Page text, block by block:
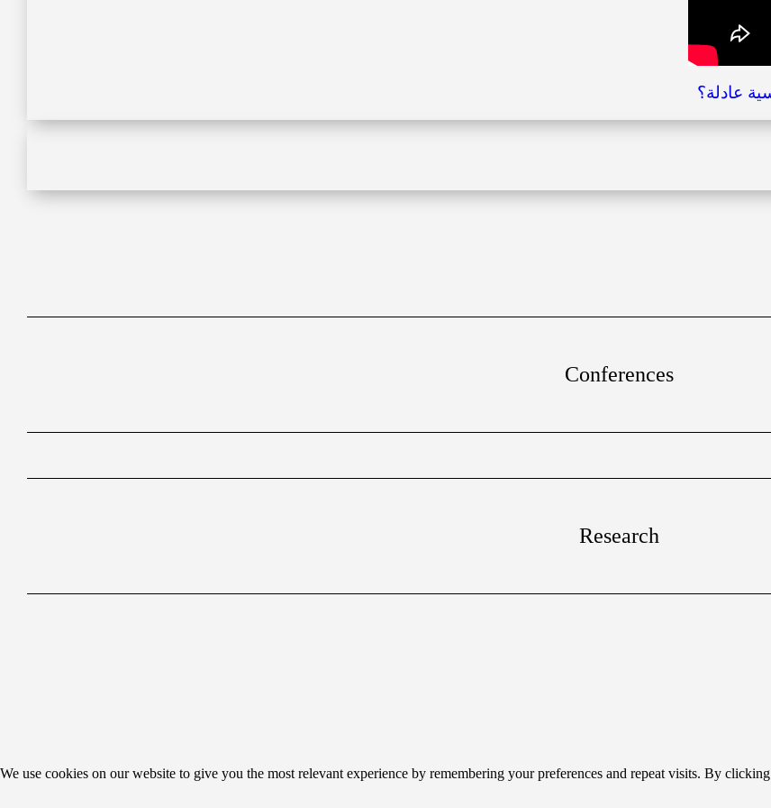
عادلة؟
Conferences
Research
We use cookies on our website to give you the most relevant experience by remembering your preferences and repeat visits. By